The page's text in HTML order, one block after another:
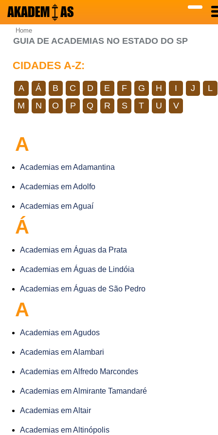
AKADEM AS
Home
GUIA DE ACADEMIAS NO ESTADO DO SP
CIDADES A-Z:
A Á B C D E F G H I J
L
M
N O P Q R S T U V
A
Academias em Adamantina
Academias em Adolfo
Academias em Aguaí
Á
Academias em Águas da Prata
Academias em Águas de Lindóia
Academias em Águas de São Pedro
A
Academias em Agudos
Academias em Alambari
Academias em Alfredo Marcondes
Academias em Almirante Tamandaré
Academias em Altair
Academias em Altinópolis